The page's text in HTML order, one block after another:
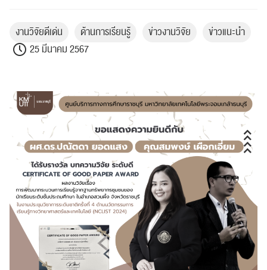
งานวิจัยดีเด่น ด้านการเรียนรู้ ข่าวงานวิจัย
ข่าวแนะนำ
25 มีนาคม 2567